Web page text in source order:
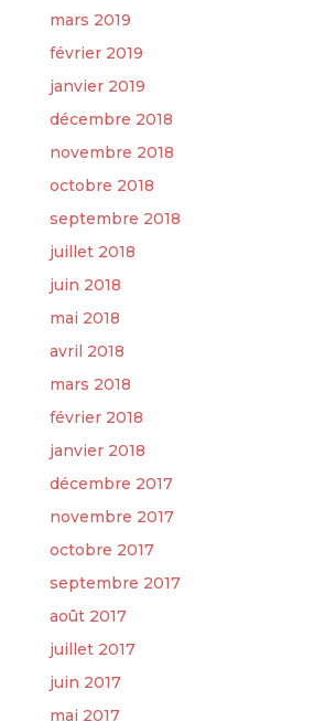
mars 2019
février 2019
janvier 2019
décembre 2018
novembre 2018
octobre 2018
septembre 2018
juillet 2018
juin 2018
mai 2018
avril 2018
mars 2018
février 2018
janvier 2018
décembre 2017
novembre 2017
octobre 2017
septembre 2017
août 2017
juillet 2017
juin 2017
mai 2017